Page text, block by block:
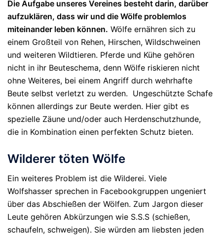
Die Aufgabe unseres Vereines besteht darin, darüber
aufzuklären, dass wir und die Wölfe problemlos
miteinander leben können. Wölfe ernähren sich zu
einem Großteil von Rehen, Hirschen, Wildschweinen
und weiteren Wildtieren. Pferde und Kühe gehören
nicht in ihr Beuteschema, denn Wölfe riskieren nicht
ohne Weiteres, bei einem Angriff durch wehrhafte
Beute selbst verletzt zu werden. Ungeschützte Schafe
können allerdings zur Beute werden. Hier gibt es
spezielle Zäune und/oder auch Herdenschutzhunde,
die in Kombination einen perfekten Schutz bieten.
Wilderer töten Wölfe
Ein weiteres Problem ist die Wilderei. Viele
Wolfshasser sprechen in Facebookgruppen ungeniert
über das Abschießen der Wölfen. Zum Jargon dieser
Leute gehören Abkürzungen wie S.S.S (schießen,
schaufeln, schweigen). Sie würden am liebsten jeden